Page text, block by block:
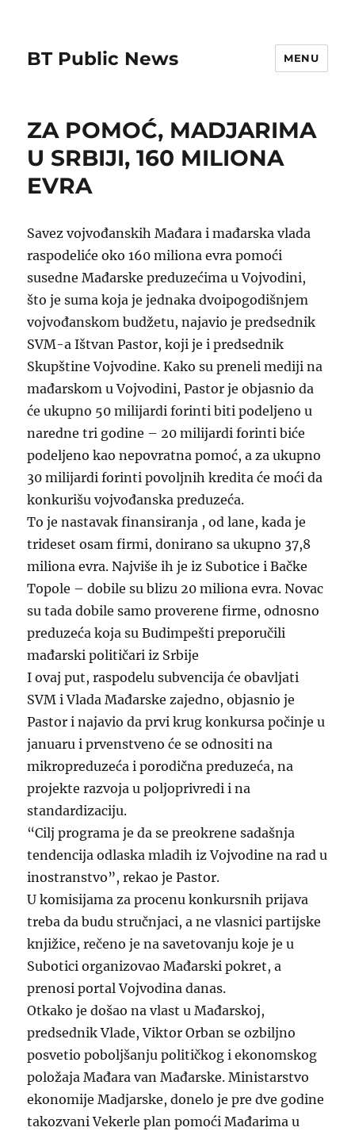
BT Public News MENU
ZA POMOĆ, MADJARIMA
U SRBIJI, 160 MILIONA
EVRA
Savez vojvođanskih Mađara i mađarska vlada
raspodeliće oko 160 miliona evra pomoći
susedne Mađarske preduzećima u Vojvodini,
što je suma koja je jednaka dvoipogodišnjem
vojvođanskom budžetu, najavio je predsednik
SVM-a Ištvan Pastor, koji je i predsednik
Skupštine Vojvodine. Kako su preneli mediji na
mađarskom u Vojvodini, Pastor je objasnio da
će ukupno 50 milijardi forinti biti podeljeno u
naredne tri godine – 20 milijardi forinti biće
podeljeno kao nepovratna pomoć, a za ukupno
30 milijardi forinti povoljnih kredita će moći da
konkurišu vojvođanska preduzeća.
To je nastavak finansiranja , od lane, kada je
trideset osam firmi, donirano sa ukupno 37,8
miliona evra. Najviše ih je iz Subotice i Bačke
Topole – dobile su blizu 20 miliona evra. Novac
su tada dobile samo proverene firme, odnosno
preduzeća koja su Budimpešti preporučili
mađarski političari iz Srbije
I ovaj put, raspodelu subvencija će obavljati
SVM i Vlada Mađarske zajedno, objasnio je
Pastor i najavio da prvi krug konkursa počinje u
januaru i prvenstveno će se odnositi na
mikropreduzeća i porodična preduzeća, na
projekte razvoja u poljoprivredi i na
standardizaciju.
“Cilj programa je da se preokrene sadašnja
tendencija odlaska mladih iz Vojvodine na rad u
inostranstvo”, rekao je Pastor.
U komisijama za procenu konkursnih prijava
treba da budu stručnjaci, a ne vlasnici partijske
knjižice, rečeno je na savetovanju koje je u
Subotici organizovao Mađarski pokret, a
prenosi portal Vojvodina danas.
Otkako je došao na vlast u Mađarskoj,
predsednik Vlade, Viktor Orban se ozbiljno
posvetio poboljšanju političkog i ekonomskog
položaja Mađara van Mađarske. Ministarstvo
ekonomije Madjarske, donelo je pre dve godine
takozvani Vekerle plan pomoći Mađarima u